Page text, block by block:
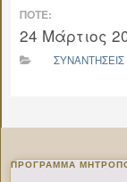
ΠΌΤΕ:
24 Μάρτιος
ΣΥΝΑΝΤΗΣΕΙΣ
ΠΡΌΓΡΑΜΜΑ